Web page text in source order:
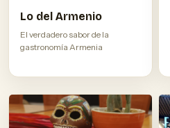
Lo del Armenio
El verdadero sabor de la
gastronomía Armenia